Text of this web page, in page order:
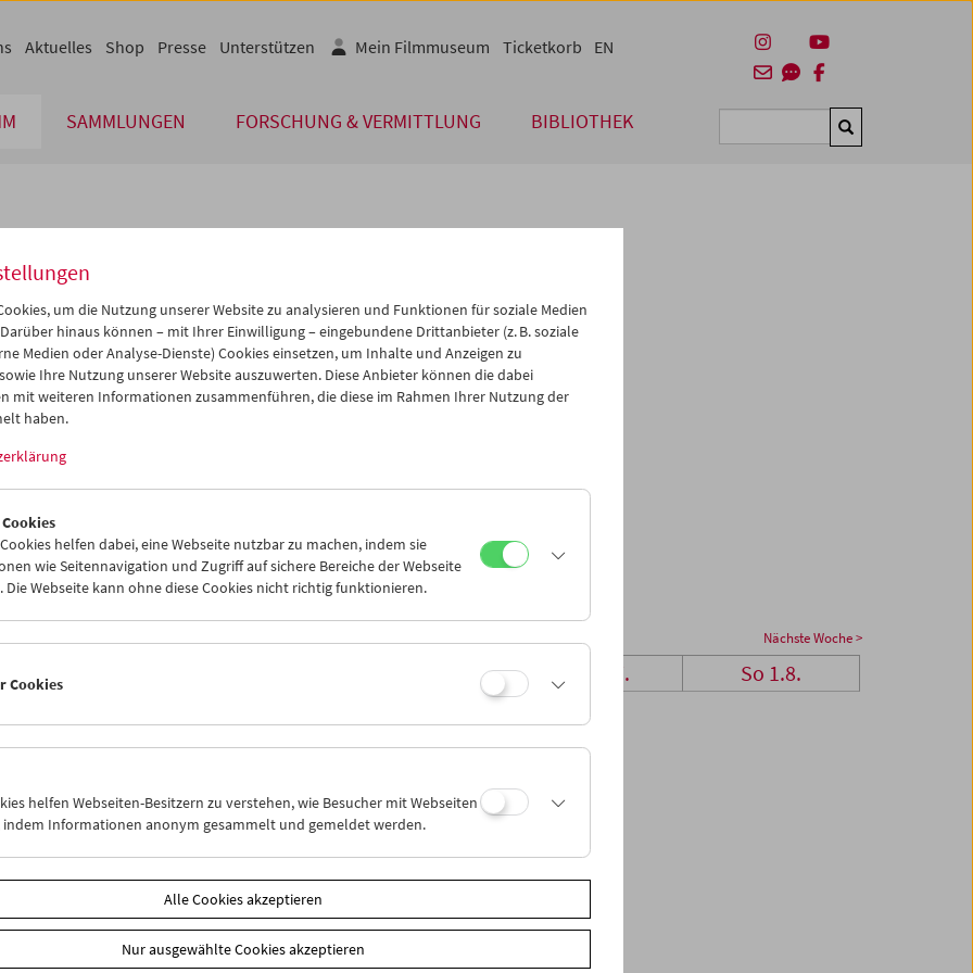
SAMMLUNGEN FORSCHUNG & VERMITTLUNG BIBLIOTHEK Suchen
Aktuelles Shop Presse Unterstützen Mein Filmmuseum Ticketkorb EN
Jul 2004 >>
Mi Do Fr Sa So
30 01 02 03
04
07 08 09 10
11
14 15
21 22
04
iCalender
Programmheft-PDF
English language or subtitles
Nächste Woche >
Mi 28.7. Sa 31.7. So 1.8.
um die Nutzung unserer Website zu analysieren und Funktionen für soziale Medien
hinaus können – mit Ihrer Einwilligung – eingebundene Drittanbieter (z. B. soziale
Medien oder Analyse-Dienste) Cookies einsetzen, um Inhalte und Anzeigen zu
Ihre Nutzung unserer Website auszuwerten. Diese Anbieter können die dabei
mit weiteren Informationen zusammenführen, die diese im Rahmen Ihrer Nutzung der
haben.
helfen dabei, eine Webseite nutzbar zu machen, indem sie
wie Seitennavigation und Zugriff auf sichere Bereiche der Webseite
Die Webseite kann ohne diese Cookies nicht richtig funktionieren.
Cookies
helfen Webseiten-Besitzern zu verstehen, wie Besucher mit Webseiten
indem Informationen anonym gesammelt und gemeldet werden.
Alle Cookies akzeptieren
Nur ausgewählte Cookies akzeptieren